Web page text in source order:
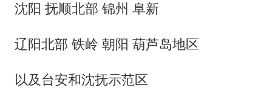
沈阳 抚顺北部 锦州 阜新
辽阳北部 铁岭 朝阳 葫芦岛地区
以及台安和沈抚示范区